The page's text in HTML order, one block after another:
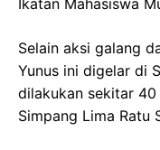
Ikatan Mahasiswa
Selain aksi galang
Yunus ini digelar di
dilakukan sekitar
Simpang Lima Ratu